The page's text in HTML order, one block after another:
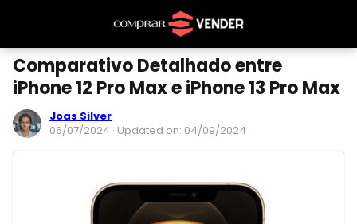
Comparativo Detalhado entre
iPhone 12 Pro Max e iPhone 13 Pro Max
Joas Silver
06/07/2024 · Updated on: 04/09/2024